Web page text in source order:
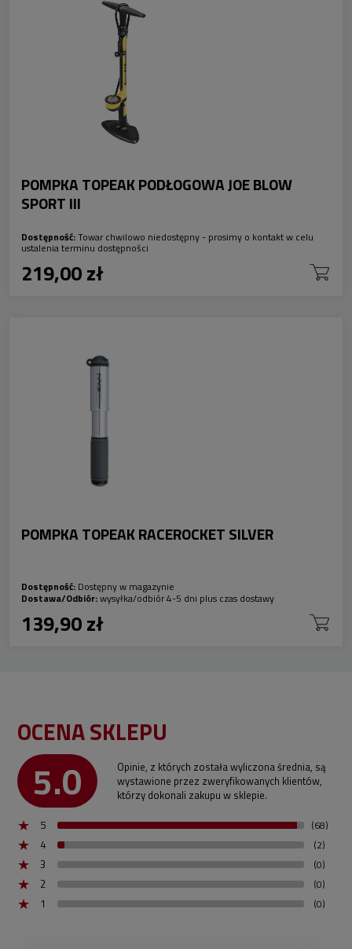
POMPKA TOPEAK PODŁOGOWA JOE BLOW
SPORT III
Dostępność:Towar chwilowo niedostępny - prosimy o kontakt w celu
ustalenia terminu dostępności
219,00 zł
POMPKA TOPEAK RACEROCKET SILVER
Dostępność: Dostępny w magazynie
Dostawa/Odbiór:wysyłka/odbiór 4-5 dni plus czas dostawy
139,90 zł
OCENA SKLEPU
5.0
Opinie, z których została wyliczona średnia, są
wystawione przez zweryfikowanych klientów,
którzy dokonali zakupu w sklepie.
5
(68)
4 (2)
3 (0)
2 (0)
1 (0)